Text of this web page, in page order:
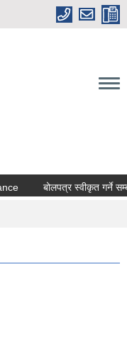
बोलपत्र स्वीकृत गर्ने